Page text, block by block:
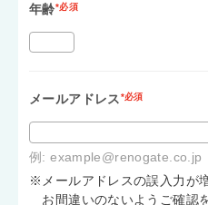
年齢*必須
メールアドレス*必須
例: example@renogate.co.jp
※メールアドレスの誤入力が
お間違いのないようご確認